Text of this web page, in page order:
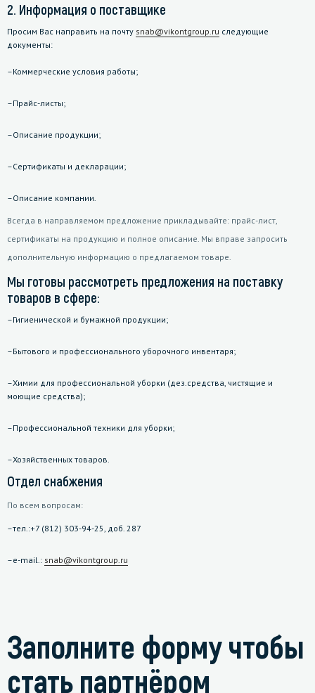
2. Информация о поставщике
Просим Вас направить на почту snab@vikontgroup.ru следующие
документы:
Коммерческие условия работы;
Прайс-листы;
Описание продукции;
Сертификаты и декларации;
Описание компании.
Всегда в направляемом предложение прикладывайте: прайс-лист,
сертификаты на продукцию и полное описание. Мы вправе запросить
дополнительную информацию о предлагаемом товаре.
Мы готовы рассмотреть предложения на поставку
товаров в сфере:
Гигиенической и бумажной продукции;
Бытового и профессионального уборочного инвентаря;
Химии для профессиональной уборки (дез.средства, чистящие и
моющие средства);
Профессиональной техники для уборки;
Хозяйственных товаров.
Отдел снабжения
По всем вопросам:
тел.:+7 (812) 303-94-25, доб. 287
e-mail.: snab@vikontgroup.ru
Заполните форму чтобы
стать партнёром